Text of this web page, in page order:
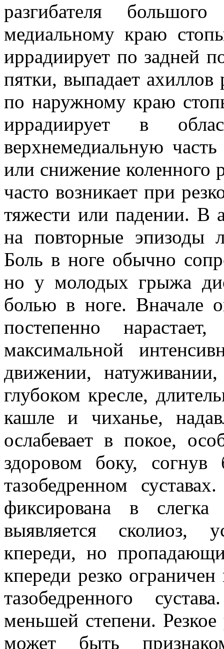
разгибателя
медиальному краю
иррадиирует по задней
пятки, выпадает ахиллов
по наружному краю
иррадиирует в
верхнемедиальную
или снижение коленного
часто возникает при
тяжести или падении. В
на повторные эпизоды
Боль в ноге обычно
но у молодых грыжа
болью в ноге. Вначале
постепенно
максимальной
движении,
глубоком кресле,
кашле и чиханье,
ослабевает в покое,
здоровом боку,
тазобедренном
фиксирована в
выявляется сколиоз,
кпереди, но
кпереди резко
тазобедренного
меньшей степени.
может быть